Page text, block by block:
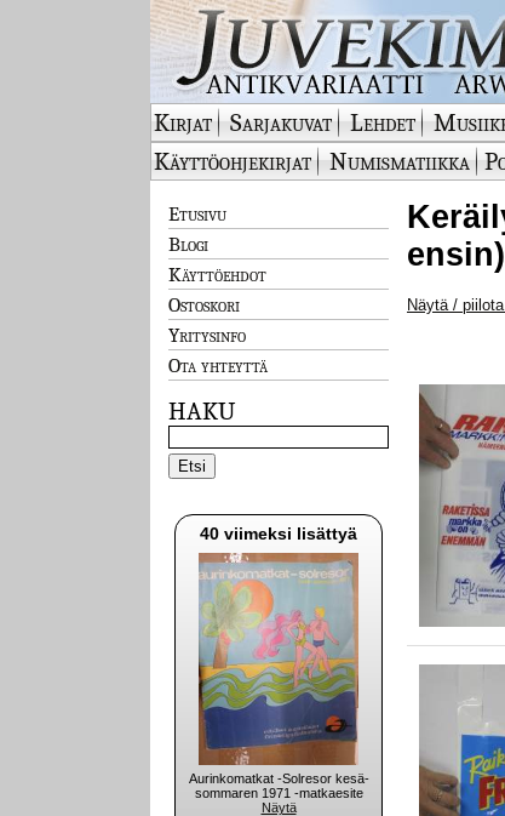
Kirjat Sarjakuvat Lehdet
Käyttöohjekirjat
Numismatiikka
Etusivu
Blogi
Käyttöehdot
Ostoskori
Yritysinfo
Ota yhteyttä
HAKU
40 viimeksi lisättyä
Aurinkomatkat -Solresor kesä-
sommaren 1971 -matkaesite
Näytä
ensin)
Näytä /